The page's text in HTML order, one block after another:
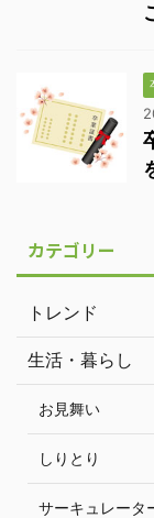
カテゴリー
トレンド
生活・暮らし
お見舞い
しりとり
サーキュレータ